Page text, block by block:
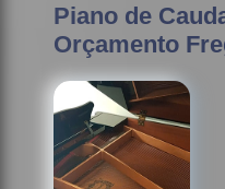
Piano de
Orçamento